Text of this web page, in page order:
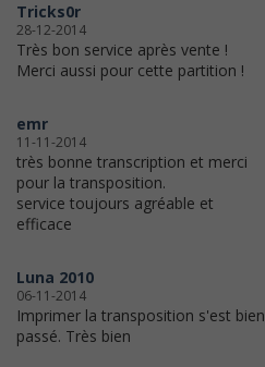
Tricks0r
28-12-2014
Très bon service après vente !
Merci aussi pour cette partition !
emr
11-11-2014
très bonne transcription et merci
pour la transposition.
service toujours agréable et
efficace
Luna 2010
06-11-2014
Imprimer la transposition s'est bien
passé. Très bien